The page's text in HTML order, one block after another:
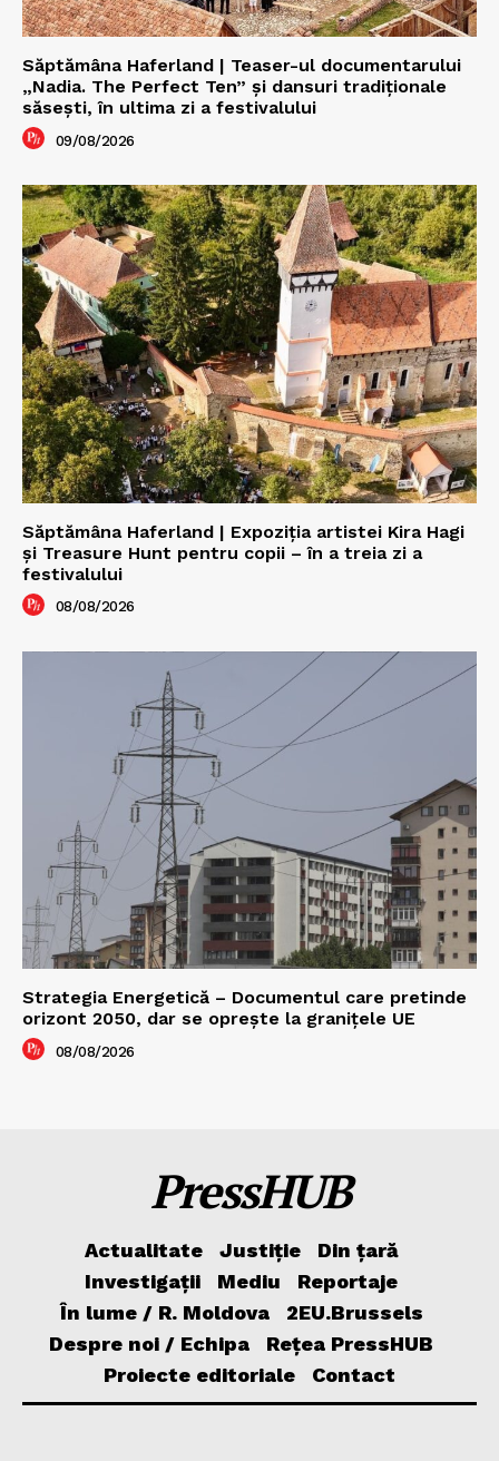
Săptămâna Haferland | Teaser-ul documentarului
„Nadia. The Perfect Ten” şi dansuri tradiţionale
săseşti, în ultima zi a festivalului
09/08/2026
Săptămâna Haferland | Expoziţia artistei Kira Hagi
şi Treasure Hunt pentru copii – în a treia zi a
festivalului
08/08/2026
Strategia Energetică – Documentul care pretinde
orizont 2050, dar se oprește la granițele UE
08/08/2026
PressHUB
Actualitate Justiție
Din țară
Investigații
Mediu
Reportaje
În lume / R. Moldova
2EU.Brussels
Despre noi / Echipa
Rețea PressHUB
Proiecte editoriale
Contact